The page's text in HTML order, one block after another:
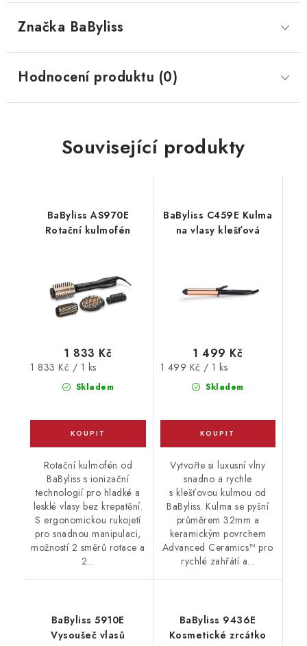
Značka BaByliss
Hodnocení produktu (0)
Související produkty
BaByliss AS970E
Rotační kulmofén
Skladem
1 833 Kč
Měrná
1 833 Kč / 1 ks
Rotační kulmofén od
BaByliss s ionizační
technologií pro hladké a
lesklé vlasy bez krepatění.
S ergonomickou rukojetí
pro snadnou manipulaci,
možností 2 směrů rotace a
2...
BaByliss C459E Kulma
na vlasy klešťová
Skladem
1 499 Kč
Měrná
1 499 Kč / 1 ks
Vytvořte si luxusní vlny
snadno a rychle
s klešťovou kulmou od
BaByliss. Kulma se pyšní
průměrem 32mm a
keramickým povrchem
Advanced Ceramics™ pro
rychlé zahřátí a...
BaByliss 5910E
Vysoušeč vlasů
BaByliss 9436E
Kosmetické zrcátko